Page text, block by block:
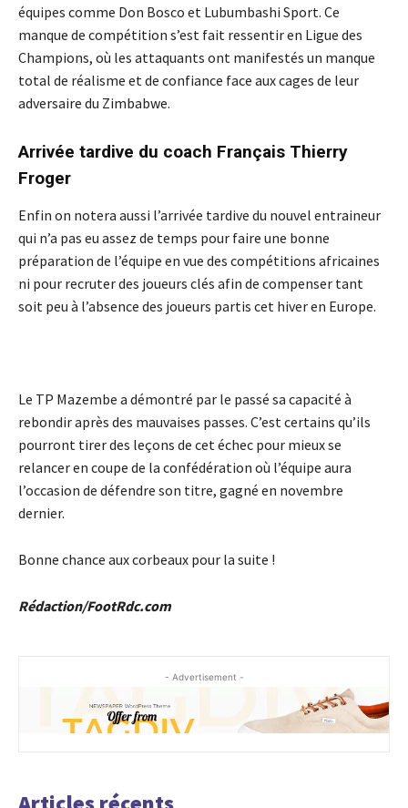
équipes comme Don Bosco et Lubumbashi Sport. Ce
manque de compétition s’est fait ressentir en Ligue des
Champions, où les attaquants ont manifestés un manque
total de réalisme et de confiance face aux cages de leur
adversaire du Zimbabwe.
Arrivée tardive du coach Français Thierry
Froger
Enfin on notera aussi l’arrivée tardive du nouvel entraineur
qui n’a pas eu assez de temps pour faire une bonne
préparation de l’équipe en vue des compétitions africaines
ni pour recruter des joueurs clés afin de compenser tant
soit peu à l’absence des joueurs partis cet hiver en Europe.
Le TP Mazembe a démontré par le passé sa capacité à
rebondir après des mauvaises passes. C’est certains qu’ils
pourront tirer des leçons de cet échec pour mieux se
relancer en coupe de la confédération où l’équipe aura
l’occasion de défendre son titre, gagné en novembre
dernier.
Bonne chance aux corbeaux pour la suite !
Rédaction/FootRdc.com
- Advertisement -